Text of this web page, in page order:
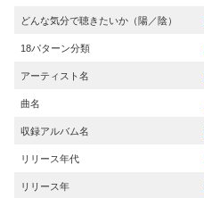
どんな気分で聴きたいか（陽／陰）
18パターン分類
アーティスト名
曲名
収録アルバム名
リリース年代
リリース年